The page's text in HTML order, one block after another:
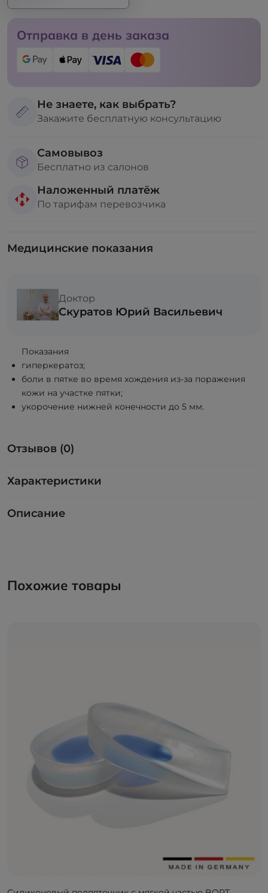
Отправка в день заказа
Не знаете, как выбрать?
Закажите бесплатную консультацию
Самовывоз
Бесплатно из салонов
Наложенный платёж
По тарифам перевозчика
Медицинские показания
Доктор
Скуратов Юрий Васильевич
Показания
гиперкератоз;
боли в пятке во время хождения из-за поражения
кожи на участке пятки;
укорочение нижней конечности до 5 мм.
Отзывов (0)
Характеристики
Описание
Похожие товары